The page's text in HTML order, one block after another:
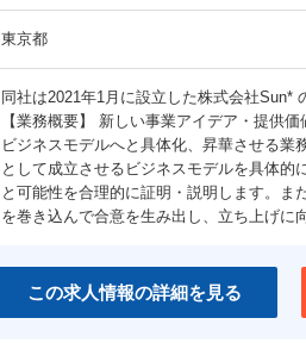
東京都
同社は2021年1月に設立した株式会社Sun*
【業務概要】 新しい事業アイデア・提供
ビジネスモデルへと具体化、昇華させる
として成立させるビジネスモデルを具体的
と可能性を合理的に証明・説明します。
を巻き込んで合意を生み出し、立ち上げに
この求人情報の詳細を見る